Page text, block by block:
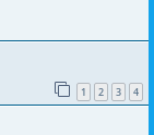
1 2 3 4